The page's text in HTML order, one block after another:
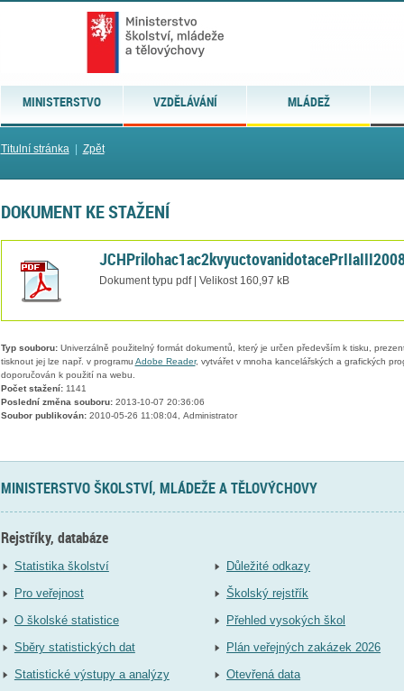
MINISTERSTVO VZDĚLÁVÁNÍ MLÁDEŽ
Titulní stránka| Zpět
DOKUMENT KE STAŽENÍ
Dokument typu pdf | Velikost 160,97 kB
Typ souboru:Univerzálně použitelný formát dokumentů, který je určen především k tisku,
tisknout jej lze např. v programu Adobe Reader, vytvářet v mnoha kancelářských a grafických
doporučován k použití na webu.
Počet stažení:1141
Poslední změna souboru:2013-10-07 20:36:06
Soubor publikován:2010-05-26 11:08:04, Administrator
MINISTERSTVO ŠKOLSTVÍ, MLÁDEŽE A TĚLOVÝCHOVY
Rejstříky, databáze
Statistika školství
Pro veřejnost
O školské statistice
Sběry statistických dat
Statistické výstupy a analýzy
Důležité odkazy
Školský rejstřík
Přehled vysokých škol
Plán veřejných zakázek 2026
Otevřená data